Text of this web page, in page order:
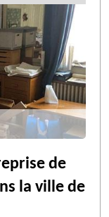
de
la ville de